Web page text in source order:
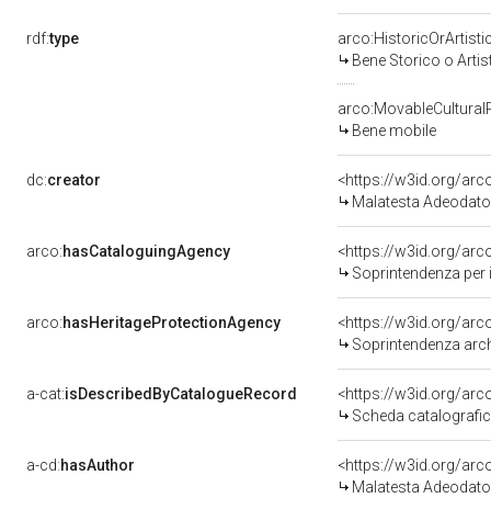
rdf:type
Bene Storico o
Bene mobile
dc:creator
<https://w3id.org/
Malatesta
arco:hasCataloguingAgency
<https://w3id.org/
Soprintendenza per
arco:hasHeritageProtectionAgency
<https://w3id.org/
Soprintendenza
a-cat:isDescribedByCatalogueRecord
<https://w3id.org/
Scheda
a-cd:hasAuthor
<https://w3id.org/
Malatesta